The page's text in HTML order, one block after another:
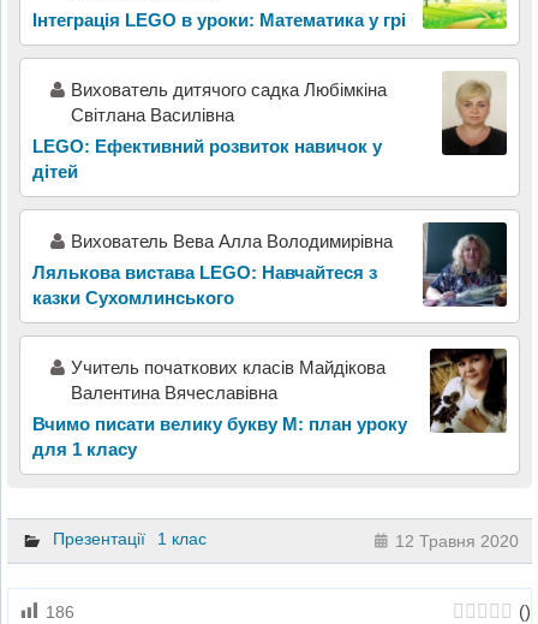
Інтеграція LEGO в уроки: Математика у грі
Вихователь дитячого садка Любімкіна
Світлана Василівна
LEGO: Ефективний розвиток навичок у
дітей
Вихователь Вева Алла Володимирівна
Лялькова вистава LEGO: Навчайтеся з
казки Сухомлинського
Учитель початкових класів Майдікова
Валентина Вячеславівна
Вчимо писати велику букву М: план уроку
для 1 класу
Презентації 1 клас 12 Травня 2020
186 ()